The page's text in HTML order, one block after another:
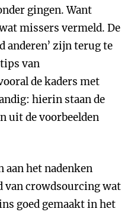
gingen. Want
missers vermeld. De
anderen’ zijn terug te
van
de kaders met
hierin staan de
uit de voorbeelden
aan het nadenken
van crowdsourcing wat
goed gemaakt in het